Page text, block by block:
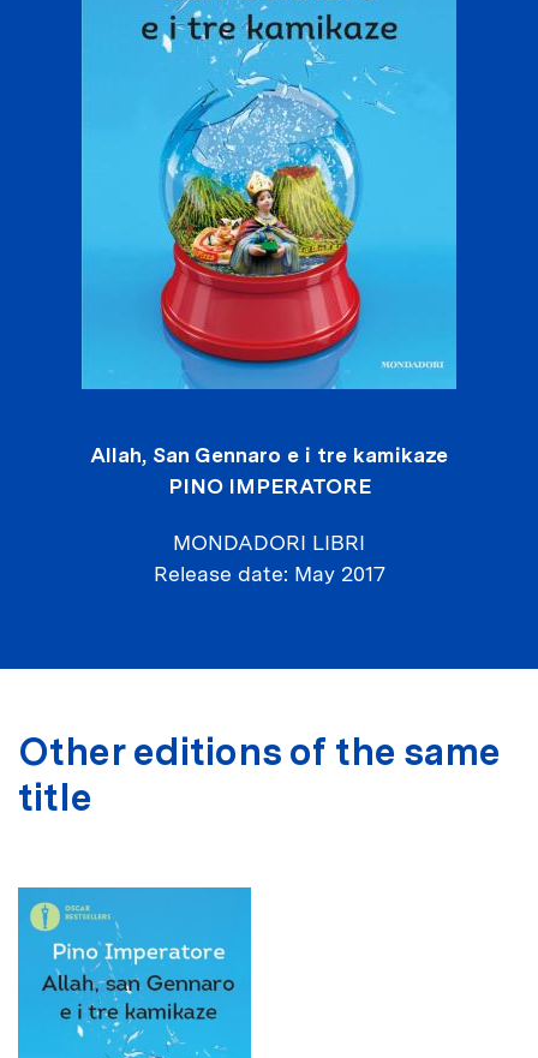
Allah, San Gennaro e i tre kamikaze
PINO IMPERATORE
MONDADORI LIBRI
Release date May 2017
Other editions of the same
title